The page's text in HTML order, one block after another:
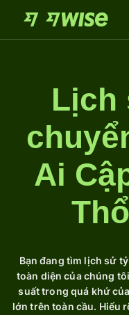
Lịch
Ai
Bạn đang tìm lịch sử
toàn diện của chúng
suất trong quá khứ
lớn trên toàn cầu. Hiểu